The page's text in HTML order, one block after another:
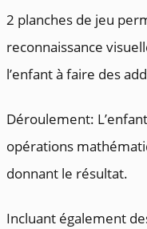
2 planches de jeu
reconnaissance
l’enfant à faire des
Déroulement:
opérations
donnant le résultat.
Incluant également